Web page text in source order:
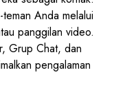
Anda melalui
panggilan video.
Grup Chat, dan
pengalaman